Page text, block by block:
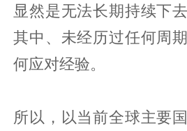
显然是无法长期持续下
其中、未经历过任何周
何应对经验。
所以，以当前全球主要